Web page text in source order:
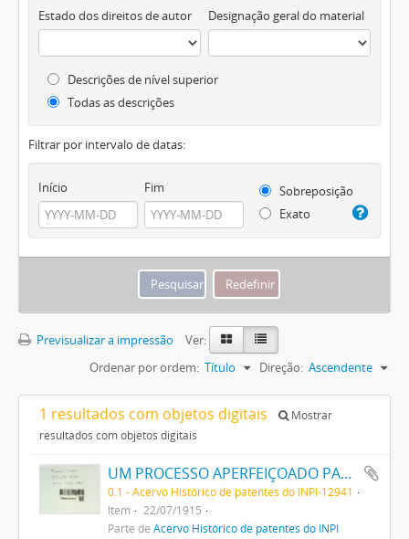
Estado dos direitos de autor Designação geral do material
Descrições de nível superior
Todas as descrições
Filtrar por intervalo de datas:
Início Fim
Sobreposição
Exato
Previsualizar a impressão
Ver:
Ordenar por ordem: Título Direção: Ascendente
1 resultados com objetos digitais
Mostrar
resultados com objetos digitais
UM PROCESSO APERFEIÇOADO PARA PRODUZIR AZUL DA PRUSSIA
0.1 - Acervo Histórico de patentes do INPI-12941
Item
22/07/1915
Parte de Acervo Histórico de patentes do INPI